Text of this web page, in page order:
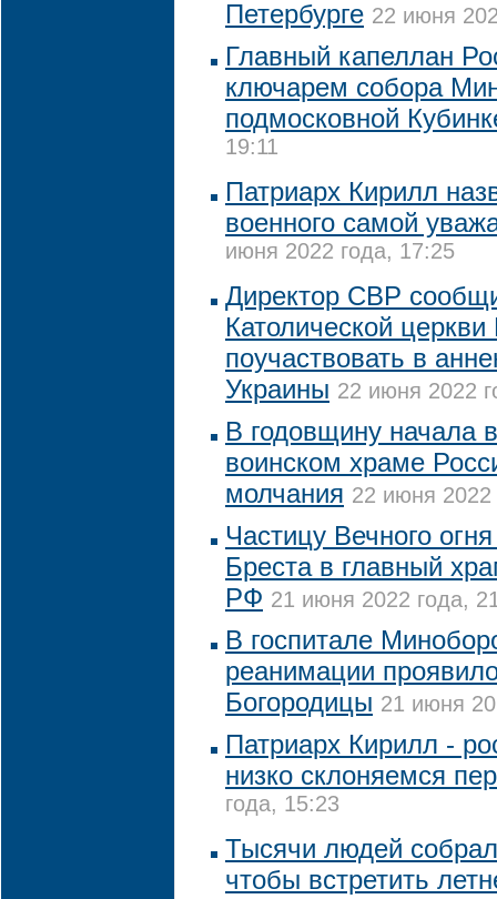
Петербурге 22 июня
Главный капеллан
ключарем собора
подмосковной
19:11
Патриарх Кирилл
военного самой
июня 2022 года, 17:25
Директор СВР
Католической
поучаствовать в
Украины 22 июня 2022
В годовщину начала
воинском храме
молчания 22 июня 2022
Частицу Вечного
Бреста в главный
РФ 21 июня 2022 года,
В госпитале
реанимации
Богородицы 21 июня
Патриарх Кирилл -
низко склоняемся
года, 15:23
Тысячи людей
чтобы встретить